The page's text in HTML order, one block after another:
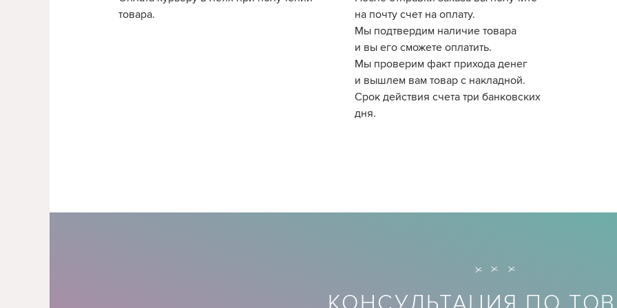
товара.
на почту счет на оплату.
Мы подтвердим наличие товара
и вы его сможете оплатить.
Мы проверим факт прихода денег
и вышлем вам товар с накладной.
Срок действия счета три банковских
дня.